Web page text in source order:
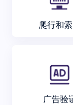
爬行和
广告验